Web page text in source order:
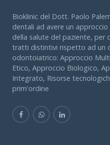
Bioklinic del Dott. Paolo
dentali ad avere un
della salute del paziente, per
tratti distintivi rispetto ad un
odontoiatrico: Approccio
Etico, Approccio Biologico,
Integrato, Risorse
prim'ordine